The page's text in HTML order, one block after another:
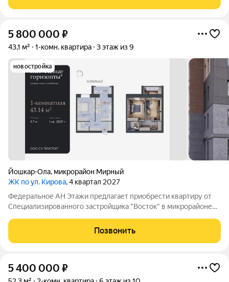
расположением: в шаговой доступности
5 800 000 ₽
43,1 м² 1-комн. квартира 3 этаж из 9
новостройка
Йошкар-Ола, микрорайон Мирный
ЖК по ул. Кирова, 4 квартал 2027
Федеральное АН Этажи предлагает приобрести квартиру от
Специализированного застройщика "Восток" в микрорайоне
Сомбатхей". Таким привлекательным его делают близость к
центру, супер развитая инфраструктура
Позвонить
5 400 000 ₽